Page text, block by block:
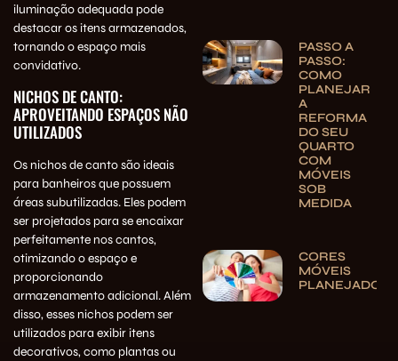
iluminação adequada pode
destacar os itens armazenados,
tornando o espaço mais
convidativo.
NICHOS DE CANTO:
APROVEITANDO ESPAÇOS NÃO
UTILIZADOS
Os nichos de canto são ideais
para banheiros que possuem
áreas subutilizadas. Eles podem
ser projetados para se encaixar
perfeitamente nos cantos,
otimizando o espaço e
proporcionando
armazenamento adicional. Além
disso, esses nichos podem ser
utilizados para exibir itens
decorativos, como plantas ou
PASSO A
PASSO:
COMO
PLANEJAR
A
REFORMA
DO SEU
QUARTO
COM
MÓVEIS
SOB
MEDIDA
CORES
MÓVEIS
PLANEJADOS